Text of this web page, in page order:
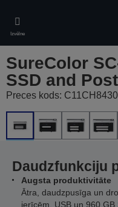
main
content
Izvēlne
SureColor
SSD and
Preces kods:
Daudzfunkciju
Augsta produktivitāte
Ātra, daudzpusīga un
ierīcēm, USB un 960 GB